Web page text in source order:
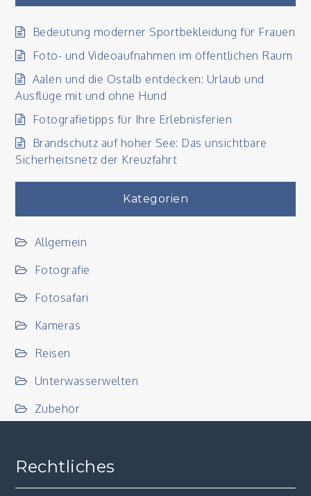
Bedeutung moderner Sportbekleidung für Frauen
Foto- und Videoaufnahmen im öffentlichen Raum
Aalen und die Ostalb entdecken: Urlaub und
Ausflüge mit und ohne Hund
Fotografietipps für Ihre Erlebnisferien
Brandschutz auf hoher See: Das unsichtbare
Sicherheitsnetz der Kreuzfahrt
Kategorien
Allgemein
Fotografie
Fotosafari
Kameras
Reisen
Unterwasserwelten
Zubehör
Rechtliches